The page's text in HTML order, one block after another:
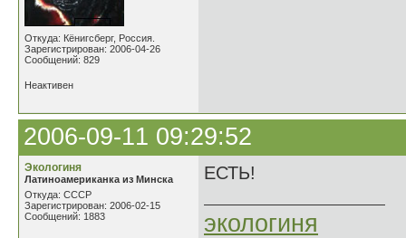
Откуда: Кёнигсберг, Россия.
Зарегистрирован: 2006-04-26
Сообщений: 829
Неактивен
2006-09-11 09:29:52
Экологиня
Латиноамериканка из Минска
Откуда: СССР
Зарегистрирован: 2006-02-15
Сообщений: 1883
ЕСТЬ!
экологиня